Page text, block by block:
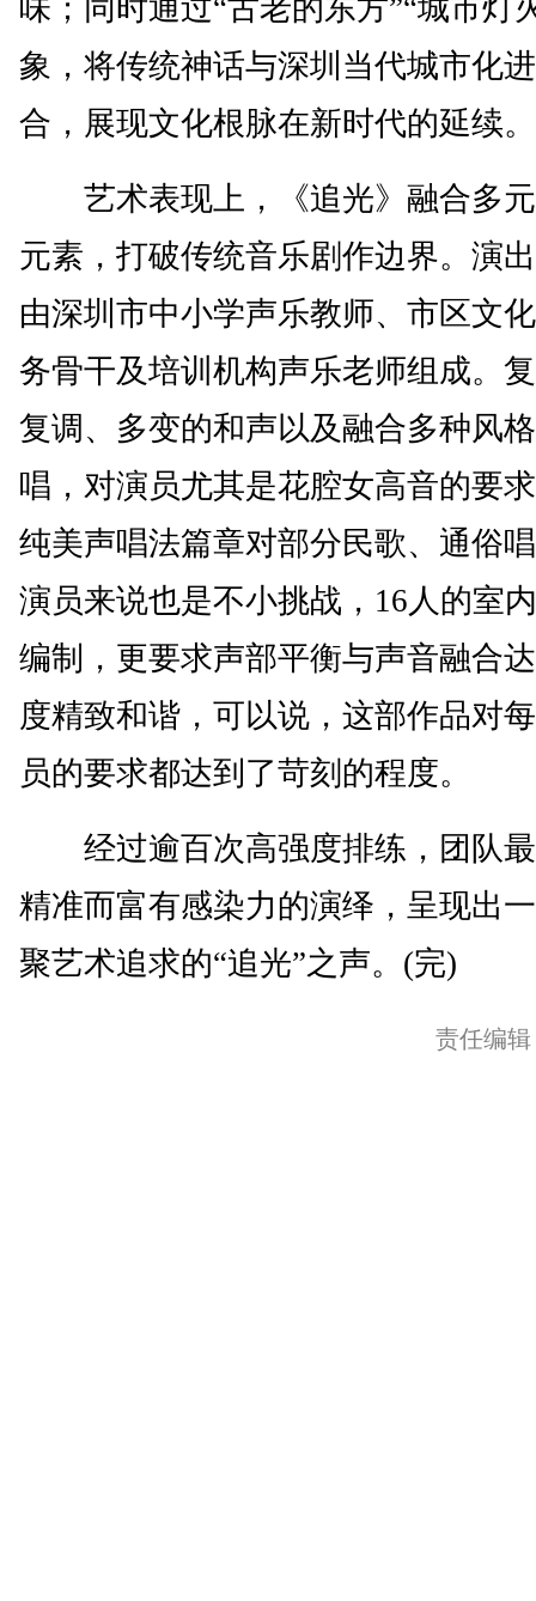
味；同时通过“古老的东方”“城市灯
象，将传统神话与深圳当代城市化
合，展现文化根脉在新时代的延续。
艺术表现上，《追光》融合多
元素，打破传统音乐剧作边界。演
由深圳市中小学声乐教师、市区文
务骨干及培训机构声乐老师组成。
复调、多变的和声以及融合多种风
唱，对演员尤其是花腔女高音的要
纯美声唱法篇章对部分民歌、通俗
演员来说也是不小挑战，16人的室
编制，更要求声部平衡与声音融合
度精致和谐，可以说，这部作品对
员的要求都达到了苛刻的程度。
经过逾百次高强度排练，团队
精准而富有感染力的演绎，呈现出
聚艺术追求的“追光”之声。(完)
责任编